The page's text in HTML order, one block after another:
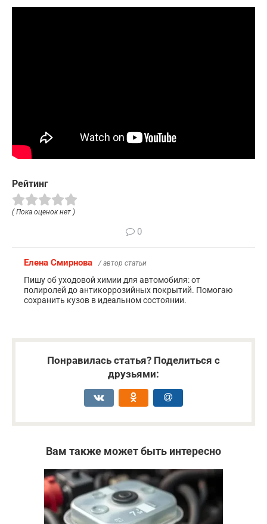
Рейтинг
( Пока оценок нет )
0
Елена Смирнова / автор статьи
Пишу об уходовой химии для автомобиля: от
полиролей до антикоррозийных покрытий. Помогаю
сохранить кузов в идеальном состоянии.
Понравилась статья? Поделиться с
друзьями:
Вам также может быть интересно